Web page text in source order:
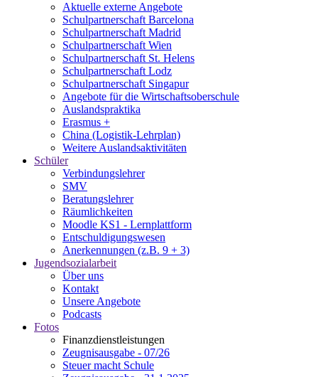
Aktuelle externe Angebote
Schulpartnerschaft Barcelona
Schulpartnerschaft Madrid
Schulpartnerschaft Wien
Schulpartnerschaft St. Helens
Schulpartnerschaft Lodz
Schulpartnerschaft Singapur
Angebote für die Wirtschaftsoberschule
Auslandspraktika
Erasmus +
China (Logistik-Lehrplan)
Weitere Auslandsaktivitäten
Schüler
Verbindungslehrer
SMV
Beratungslehrer
Räumlichkeiten
Moodle KS1 - Lernplattform
Entschuldigungswesen
Anerkennungen (z.B. 9 + 3)
Jugendsozialarbeit
Über uns
Kontakt
Unsere Angebote
Podcasts
Fotos
Finanzdienstleistungen
Zeugnisausgabe - 07/26
Steuer macht Schule